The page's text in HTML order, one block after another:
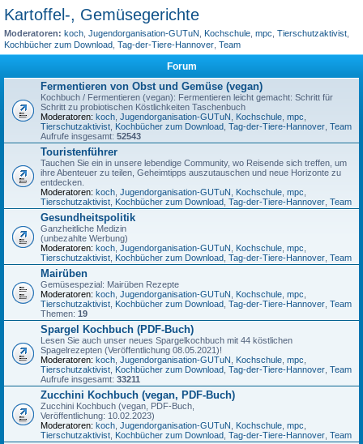
Kartoffel-, Gemüsegerichte
Moderatoren: koch Jugendorganisation-GUTuN Kochschule mpc Tierschutzaktivist
Kochbücher zum Download Tag-der-Tiere-Hannover Team
Forum
Fermentieren von Obst und Gemüse (vegan)
Kochbuch / Fermentieren (vegan): Fermentieren leicht gemacht: Schritt für
Schritt zu probiotischen Köstlichkeiten Taschenbuch
Moderatoren: koch, Jugendorganisation-GUTuN, Kochschule, mpc,
Tierschutzaktivist, Kochbücher zum Download, Tag-der-Tiere-Hannover, Team
Aufrufe insgesamt: 52543
Touristenführer
Tauchen Sie ein in unsere lebendige Community, wo Reisende sich treffen, um
ihre Abenteuer zu teilen, Geheimtipps auszutauschen und neue Horizonte zu
entdecken.
Moderatoren: koch, Jugendorganisation-GUTuN, Kochschule, mpc,
Tierschutzaktivist, Kochbücher zum Download, Tag-der-Tiere-Hannover, Team
Gesundheitspolitik
Ganzheitliche Medizin
(unbezahlte Werbung)
Moderatoren: koch, Jugendorganisation-GUTuN, Kochschule, mpc,
Tierschutzaktivist, Kochbücher zum Download, Tag-der-Tiere-Hannover, Team
Mairüben
Gemüsespezial: Mairüben Rezepte
Moderatoren: koch, Jugendorganisation-GUTuN, Kochschule, mpc,
Tierschutzaktivist, Kochbücher zum Download, Tag-der-Tiere-Hannover, Team
Themen: 19
Spargel Kochbuch (PDF-Buch)
Lesen Sie auch unser neues Spargelkochbuch mit 44 köstlichen
Spagelrezepten (Veröffentlichung 08.05.2021)!
Moderatoren: koch, Jugendorganisation-GUTuN, Kochschule, mpc,
Tierschutzaktivist, Kochbücher zum Download, Tag-der-Tiere-Hannover, Team
Aufrufe insgesamt: 33211
Zucchini Kochbuch (vegan, PDF-Buch)
Zucchini Kochbuch (vegan, PDF-Buch,
Veröffentlichung: 10.02.2023)
Moderatoren: koch, Jugendorganisation-GUTuN, Kochschule, mpc,
Tierschutzaktivist, Kochbücher zum Download, Tag-der-Tiere-Hannover, Team